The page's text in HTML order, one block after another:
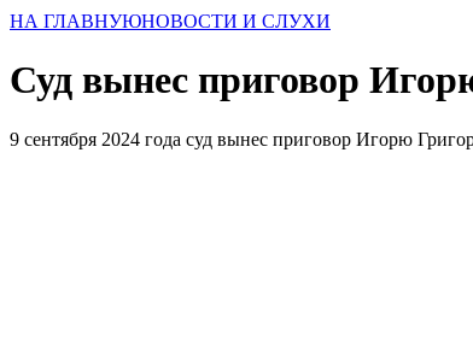
НА ГЛАВНУЮНОВОСТИ И СЛУХИ
Суд вынес приговор
9 сентября 2024 года суд вынес приговор Игорю